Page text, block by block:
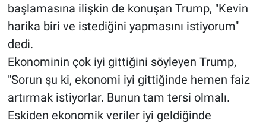
başlamasına ilişkin de konuşan Trump, "Kevin
harika biri ve istediğini yapmasını istiyorum"
dedi.
Ekonominin çok iyi gittiğini söyleyen Trump,
"Sorun şu ki, ekonomi iyi gittiğinde hemen faiz
artırmak istiyorlar. Bunun tam tersi olmalı.
Eskiden ekonomik veriler iyi geldiğinde